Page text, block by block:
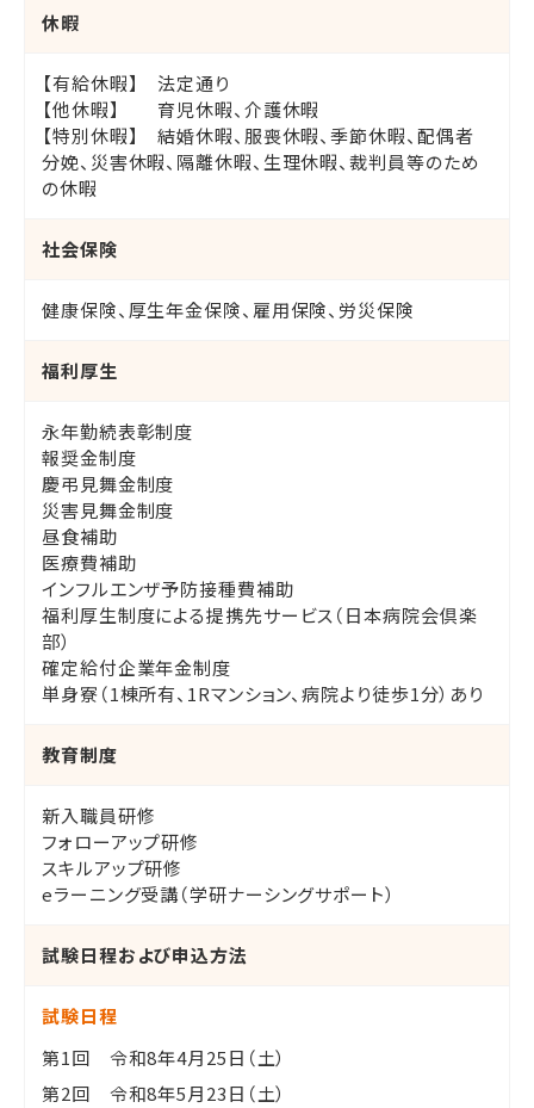
休暇
【有給休暇】 法定通り
【他休暇】 育児休暇、介護休暇
【特別休暇】 結婚休暇、服喪休暇、季節休暇、配偶者
分娩、災害休暇、隔離休暇、生理休暇、裁判員等のため
の休暇
社会保険
健康保険、厚生年金保険、雇用保険、労災保険
福利厚生
永年勤続表彰制度
報奨金制度
慶弔見舞金制度
災害見舞金制度
昼食補助
医療費補助
インフルエンザ予防接種費補助
福利厚生制度による提携先サービス（日本病院会倶楽
部）
確定給付企業年金制度
単身寮（1棟所有、1Rマンション、病院より徒歩1分）あり
教育制度
新入職員研修
フォローアップ研修
スキルアップ研修
eラーニング受講（学研ナーシングサポート）
試験日程および申込方法
試験日程
第1回 令和8年4月25日（土）
第2回 令和8年5月23日（土）